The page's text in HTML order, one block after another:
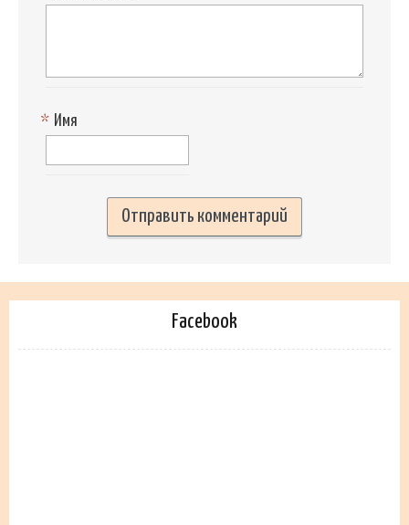
Имя
*
Facebook